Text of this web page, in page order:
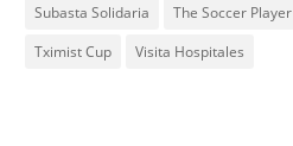
Subasta Solidaria
The Soccer Player
Tximist Cup
Visita Hospitales